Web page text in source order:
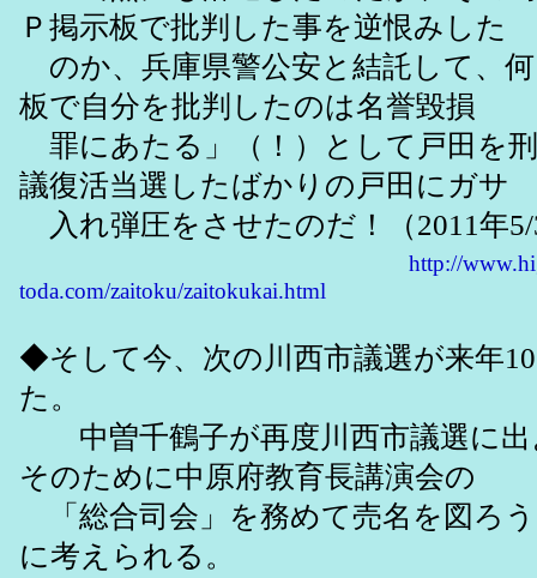
Ｐ掲示板で批判した事を逆恨みした
のか、兵庫県警公安と結託して、
板で自分を批判したのは名誉毀損
罪にあたる」（！）として戸田を
議復活当選したばかりの戸田にガサ
入れ弾圧をさせたのだ！（2011年5/
http://
toda.com/zaitoku/zaitokukai.html
◆そして今、次の川西市議選が来年
た。
中曽千鶴子が再度川西市議選に出
そのために中原府教育長講演会の
「総合司会」を務めて売名を図ろ
に考えられる。